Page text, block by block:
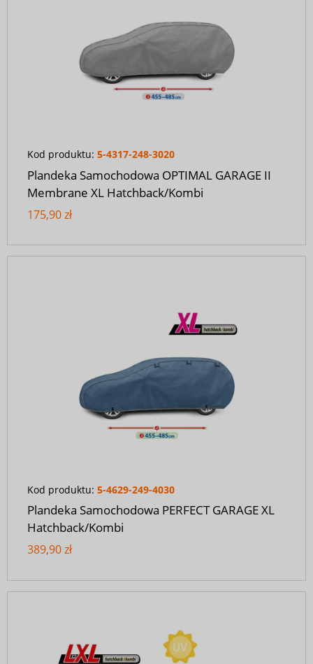
Kod produktu: 5-4317-248-3020
Plandeka Samochodowa OPTIMAL GARAGE II
Membrane XL Hatchback/Kombi
175,90 zł
Kod produktu: 5-4629-249-4030
Plandeka Samochodowa PERFECT GARAGE XL
Hatchback/Kombi
389,90 zł